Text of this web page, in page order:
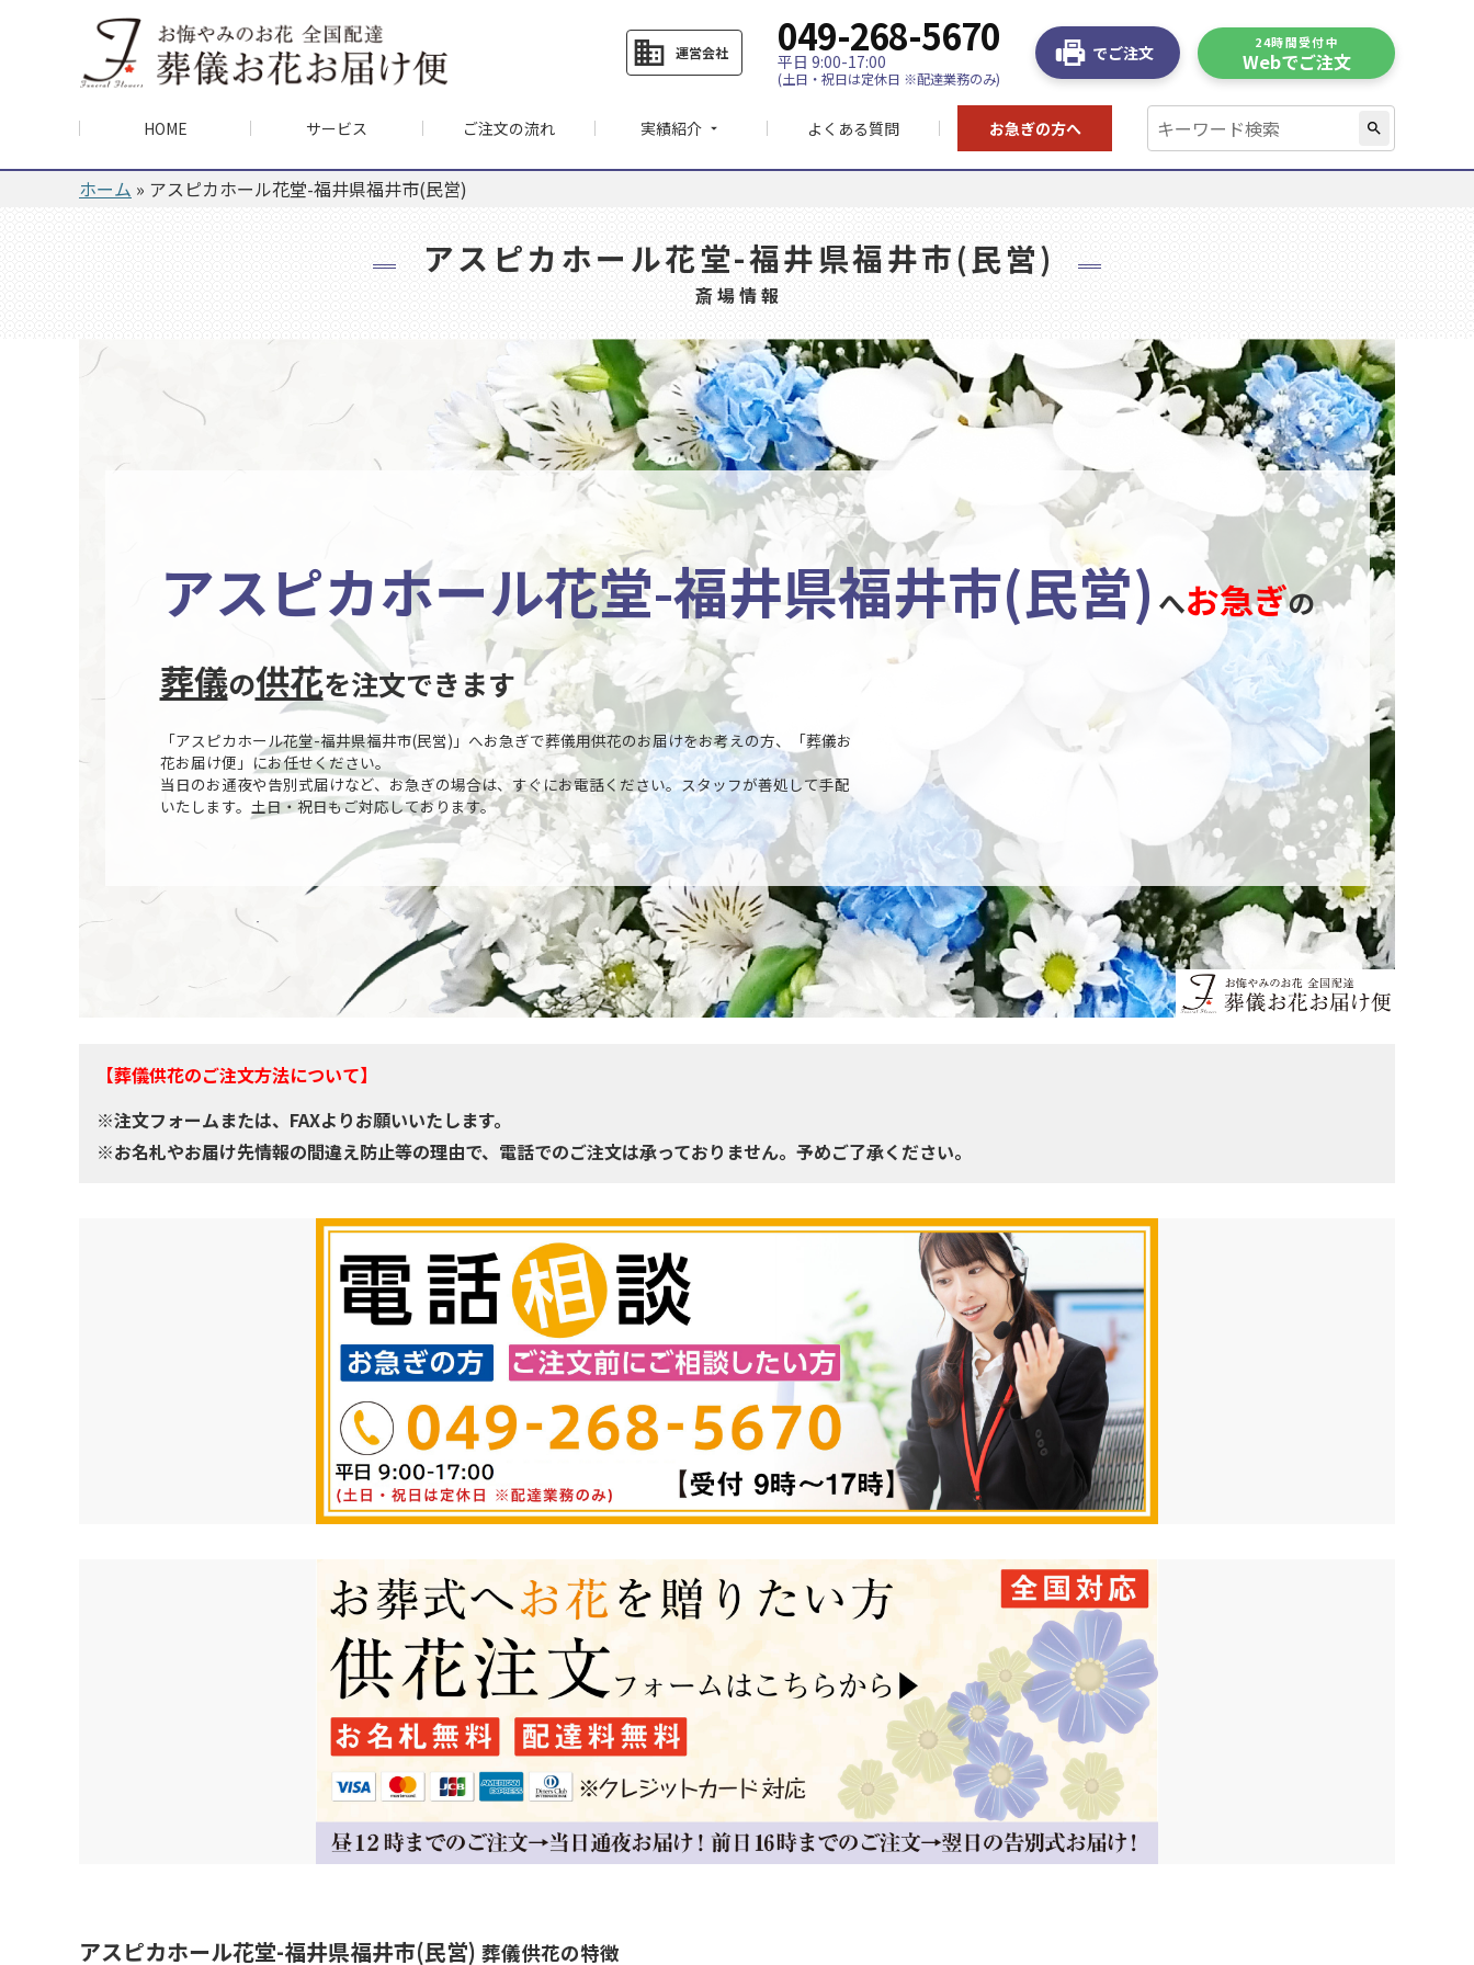
business 運営会社 049-268-5670
平日 9:00-17:00
(土日・祝日は定休日 ※配達業務のみ)
でご注文
24時間受付中
Webでご注文
search
HOME サービス ご注文の流れ 実績紹介 arrow_drop_down よくある質問 お急ぎの方へ
ホーム » アスピカホール花堂-福井県福井市(民営)
アスピカホール花堂-福井県福井市(民営)
斎場情報
アスピカホール花堂-福井県福井市(民営) へお急ぎの
葬儀の供花を注文できます
「アスピカホール花堂-福井県福井市(民営)」へお急ぎで葬儀用供花のお届けをお考えの方、「葬儀お
花お届け便」にお任せください。
当日のお通夜や告別式届けなど、お急ぎの場合は、すぐにお電話ください。スタッフが善処して手配
いたします。土日・祝日もご対応しております。
【葬儀供花のご注文方法について】
※注文フォームまたは、FAXよりお願いいたします。
※お名札やお届け先情報の間違え防止等の理由で、電話でのご注文は承っておりません。予めご了承ください。
アスピカホール花堂-福井県福井市(民営) 葬儀供花の特徴